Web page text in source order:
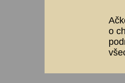
o